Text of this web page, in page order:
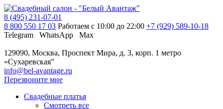
8 (495) 231-07-01
8 800 550 17 03 Работаем с 10:00 до 22:00 +7 (929) 589-10-18
Telegram
WhatsApp Max
129090, Москва, Проспект Мира, д. 3, корп. 1 метро
«Сухаревская”
info@bel-avantage.ru
Перезвоните мне
Свадебные платья
Смотреть все